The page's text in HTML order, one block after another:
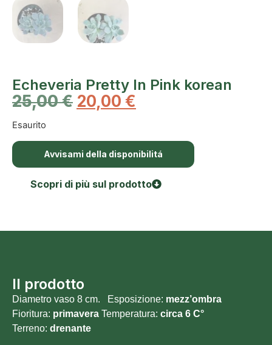
Echeveria Pretty In Pink korean
25,00€ 20,00 €
Esaurito
Avvisami della disponibilitá
Scopri di più sul prodotto
Il prodotto
Diametro vaso 8 cm. Esposizione: mezz’ombra
Fioritura: primavera Temperatura: circa 6 C°
Terreno: drenante